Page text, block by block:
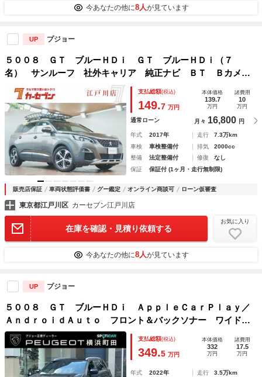
今あなたの他に8人が見ています
UP プジョー
５００８ ＧＴ ブルーＨＤｉ ＧＴ ブルーＨＤｉ（７
名） サンルーフ 社外キャリア 純正ナビ ＢＴ Ｂカメ
ラ ユーザー買取 社外後席モニター 電動リアゲート おく
だけ充電 アクティブセーフティブレーキ ハーフレザー パ
ドルシフト
支払総額(税込)
149.7 万円
本体価格
139.7
万円
諸費用
10
万円
通常ローン 月々 16,800 円
年式 2017年 走行
7.3万km
車検
車検整備付 排気
2000cc
整備
法定整備付 修復
なし
保証
保証付 (1ヶ月・走行無制限)
販売店保証 車両状態評価書 グー鑑定 オンライン商談可 ローン仮審査
東京都江戸川区 カーセブン江戸川店
在庫を確認・見積り依頼する
お気に入り
今あなたの他に8人が見ています
UP プジョー
５００８ ＧＴ ブルーＨＤｉ ＡｐｐｌｅＣａｒＰｌａｙ／
ＡｎｄｒｏｉｄＡｕｔｏ フロント＆バックソナー ワイドバ
ックアイカメラ アドバンスドグリップコントロール アクテ
ィブクルーズコントロール ブラインドスポットモニタ
支払総額(税込)
349.5 万円
本体価格
332
万円
諸費用
17.5
万円
年式 2022年 走行
3.5万km